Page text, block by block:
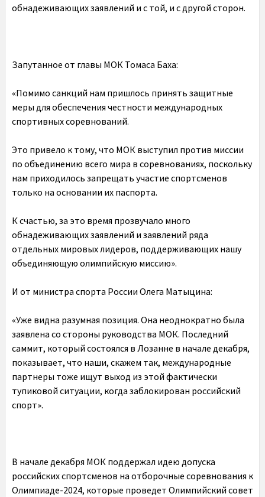
обнадеживающих заявлений и с той, и с другой сторон.
Запутанное от главы МОК Томаса Баха:
«Помимо санкций нам пришлось принять защитные
меры для обеспечения честности международных
спортивных соревнований.
Это привело к тому, что МОК выступил против миссии
по объединению всего мира в соревнованиях, поскольку
нам приходилось запрещать участие спортсменов
только на основании их паспорта.
К счастью, за это время прозвучало много
обнадеживающих заявлений и заявлений ряда
отдельных мировых лидеров, поддерживающих нашу
объединяющую олимпийскую миссию».
И от министра спорта России Олега Матыцина:
«Уже видна разумная позиция. Она неоднократно была
заявлена со стороны руководства МОК. Последний
саммит, который состоялся в Лозанне в начале декабря,
показывает, что наши, скажем так, международные
партнеры тоже ищут выход из этой фактически
тупиковой ситуации, когда заблокирован российский
спорт».
В начале декабря МОК поддержал идею допуска
российских спортсменов на отборочные соревнования к
Олимпиаде-2024, которые проведет Олимпийский совет